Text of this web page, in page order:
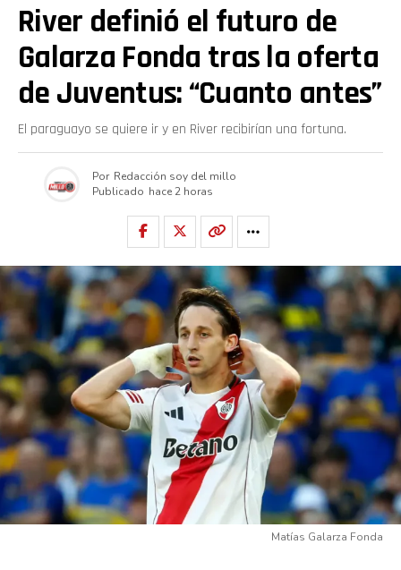
River definió el futuro de
Galarza Fonda tras la oferta
de Juventus: “Cuanto antes”
El paraguayo se quiere ir y en River recibirían una fortuna.
Por Redacción soy del millo
Publicado hace 2 horas
Matías Galarza Fonda